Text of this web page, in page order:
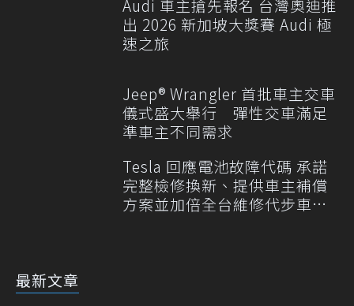
Audi 車主搶先報名 台灣奧迪推
出 2026 新加坡大獎賽 Audi 極
速之旅
Jeep® Wrangler 首批車主交車
儀式盛大舉行 彈性交車滿足
準車主不同需求
Tesla 回應電池故障代碼 承諾
完整檢修換新、提供車主補償
方案並加倍全台維修代步車數
最新文章